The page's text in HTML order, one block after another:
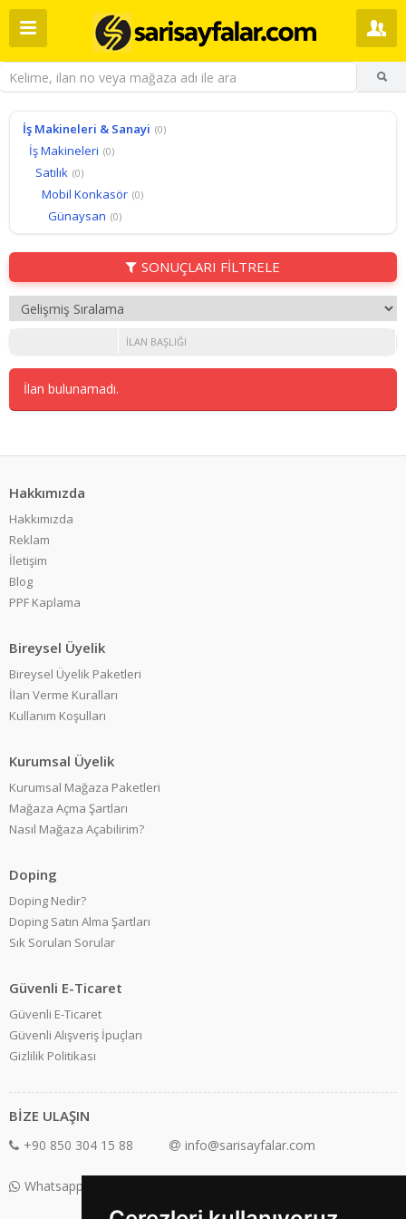
İş Makineleri & Sanayi (0)
İş Makineleri (0)
Satılık (0)
Mobil Konkasör (0)
Günaysan (0)
SONUÇLARI FİLTRELE
İLAN BAŞLIĞI
İlan bulunamadı.
Hakkımızda
Hakkımızda
Reklam
İletişim
Blog
PPF Kaplama
Bireysel Üyelik
Bireysel Üyelik Paketleri
İlan Verme Kuralları
Kullanım Koşulları
Kurumsal Üyelik
Kurumsal Mağaza Paketleri
Mağaza Açma Şartları
Nasıl Mağaza Açabilirim?
Doping
Doping Nedir?
Doping Satın Alma Şartları
Sık Sorulan Sorular
Güvenli E-Ticaret
Güvenli E-Ticaret
Güvenli Alışveriş İpuçları
Gizlilik Politikası
BİZE ULAŞIN
+90 850 304 15 88 info@sarisayfalar.com
Whatsapp Destek: +90 850 304 15 88